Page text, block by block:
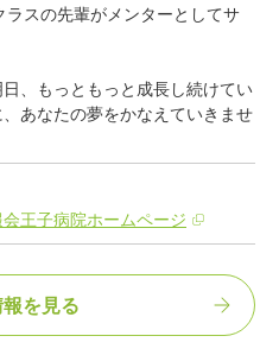
スの先輩がメンターとしてサ
、もっともっと成長し続けてい
あなたの夢をかなえていきませ
王子病院ホームページ
を見る